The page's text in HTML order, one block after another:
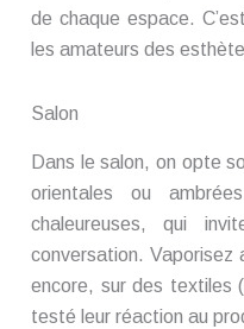
de chaque espace.
les amateurs des
Salon
Dans le salon, on opte
orientales ou
chaleureuses, qui
conversation. Vaporisez
encore, sur des textiles
testé leur réaction au